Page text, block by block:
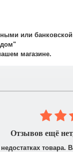
службой такси.
или
магазине.
лицами. После
от
Отзывов ещё